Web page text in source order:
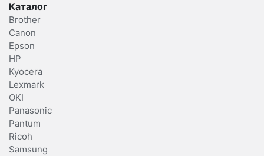
Каталог
Brother
Canon
Epson
HP
Kyocera
Lexmark
OKI
Panasonic
Pantum
Ricoh
Samsung